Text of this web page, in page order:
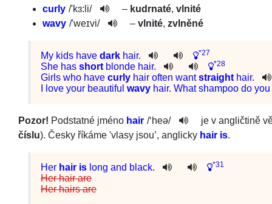
curly /'kɜ:li/ – kudrnaté, vlni­té
wavy /'weɪvi/ – vlnité, zvlněné
My kids have dark hair. *27
She has short blonde hair. *28
Girls who have curly hair often want straight hair.
love your beautiful wavy hair. What shampoo do you
Pozor! Podstatné jméno hair /‘heə/
je v angličtině
číslu). Česky říkáme 'vlasy jsou’, anglicky hair is.
Her hair is long and black. *31
Her hair are
Her hairs are